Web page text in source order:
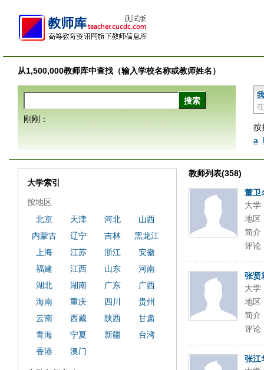
从1,500,000教师库中查找（输入学校名称或教师姓名）
按
a
刚刚：
教师列表(358)
董卫
大学
地区
简介
评论
张贤
大学
地区
简介
评论
张江
大学索引
按地区
北京
天津 河北
山西
内蒙古
辽宁 吉林
黑龙江
上海
江苏 浙江
安徽
福建
江西 山东
河南
湖北
湖南 广东
广西
海南
重庆 四川
贵州
云南
西藏 陕西
甘肃
青海
宁夏 新疆
台湾
香港
澳门